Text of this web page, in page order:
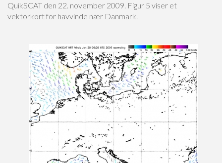
QuikSCAT den 22. november 2009. Figur 5 viser et
vektorkort for havvinde nær Danmark.